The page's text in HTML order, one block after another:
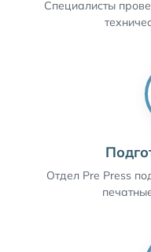
Специалисты
Отдел Pre Press